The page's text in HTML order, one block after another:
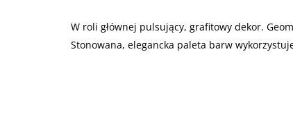
W roli głównej pulsujący, grafitowy dekor.
Stonowana, elegancka paleta barw